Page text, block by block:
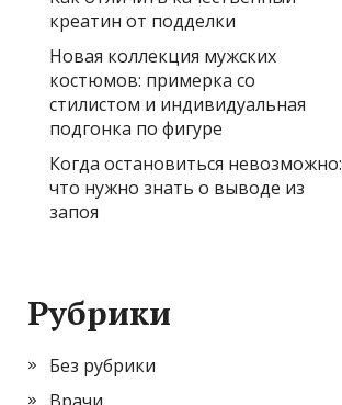
креатин от подделки
Новая коллекция мужских
костюмов: примерка со
стилистом и индивидуальная
подгонка по фигуре
Когда остановиться невозможно:
что нужно знать о выводе из
запоя
Рубрики
Без рубрики